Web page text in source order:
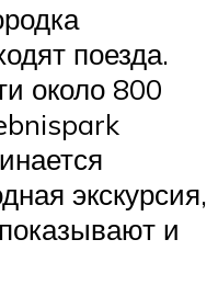
поезда.
около 800
экскурсия,
и